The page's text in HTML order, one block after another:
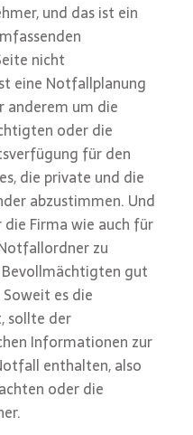
und das ist ein
nicht
eine Notfallplanung
anderem um die
oder die
für den
die private und die
abzustimmen. Und
Firma wie auch für
zu
gut
es die
sollte der
Informationen zur
enthalten, also
oder die